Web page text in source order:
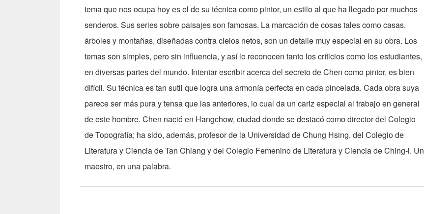
tema que nos ocupa hoy es el de su técnica como pintor, un estilo al que ha llegado por muchos
senderos. Sus series sobre paisajes son famosas. La marcación de cosas tales como casas,
árboles y montañas, diseñadas contra cielos netos, son un detalle muy especial en su obra. Los
temas son simples, pero sin influencia, y así lo reconocen tanto los críticios como los estudiantes,
en diversas partes del mundo. Intentar escribir acerca del secreto de Chen como pintor, es bien
difícil. Su técnica es tan sutil que logra una armonía perfecta en cada pincelada. Cada obra suya
parece ser más pura y tensa que las anteriores, lo cual da un cariz especial al trabajo en general
de este hombre. Chen nació en Hangchow, ciudad donde se destacó como director del Colegio
de Topografía; ha sido, además, profesor de la Universidad de Chung Hsing, del Colegio de
Literatura y Ciencia de Tan Chiang y del Colegio Femenino de Literatura y Ciencia de Ching-i. Un
maestro, en una palabra.